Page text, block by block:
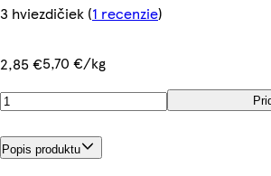
3 hviezdičiek (1 recenzie)
2,85 €5,70 €/kg
Popis produktu